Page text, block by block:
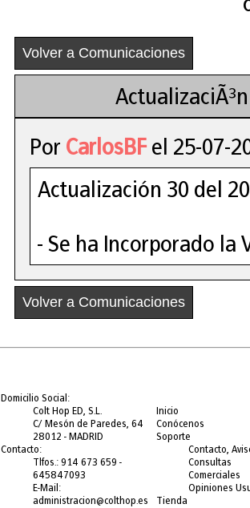
Volver a Comunicaciones
Por CarlosBFel 25-07-
Actualización 30 del
- Se ha Incorporado la
Volver a Comunicaciones
Domicilio Social:
Colt Hop ED, S.L.
C/ Mesón de Paredes, 64
28012 - MADRID
Contacto:
Tlfos.: 914 673 659 -
645847093
E-Mail:
administracion@colthop.es
Inicio
Conócenos
Soporte
Contacto,
Consultas
Comerciales
Opiniones
Tienda